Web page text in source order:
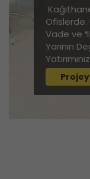
Ofislerde.
Vade ve
Yarının